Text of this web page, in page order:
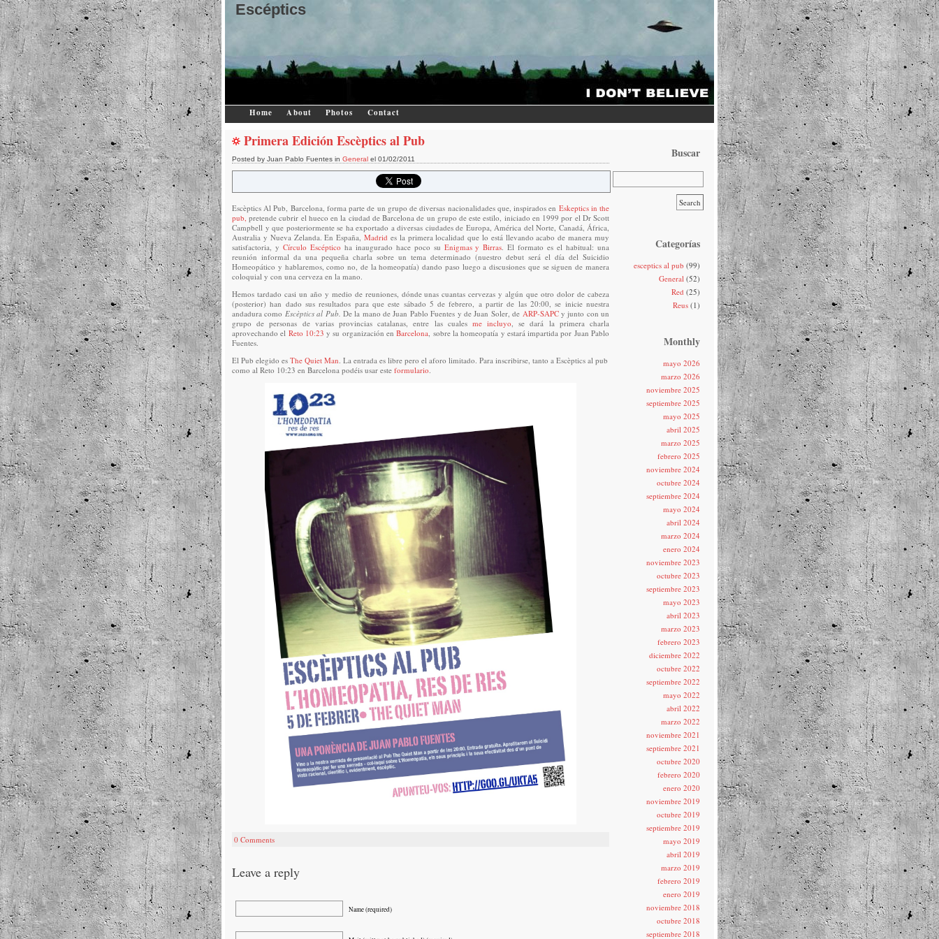
Escéptics
Home About Photos Contact
Primera Edición Escèptics al Pub
Posted by Juan Pablo Fuentes in General el 01/02/2011
Escèptics Al Pub, Barcelona, forma parte de un grupo de diversas nacionalidades que, inspirados en Eskeptics in the
pub, pretende cubrir el hueco en la ciudad de Barcelona de un grupo de este estilo, iniciado en 1999 por el Dr Scott
Campbell y que posteriormente se ha exportado a diversas ciudades de Europa, América del Norte, Canadá, África,
Australia y Nueva Zelanda. En España, Madrid es la primera localidad que lo está llevando acabo de manera muy
satisfactoria, y Círculo Escéptico ha inaugurado hace poco su Enigmas y Birras. El formato es el habitual: una
reunión informal da una pequeña charla sobre un tema determinado (nuestro debut será el día del Suicidio
Homeopático y hablaremos, como no, de la homeopatía) dando paso luego a discusiones que se siguen de manera
coloquial y con una cerveza en la mano.
Hemos tardado casi un año y medio de reuniones, dónde unas cuantas cervezas y algún que otro dolor de cabeza
(posterior) han dado sus resultados para que este sábado 5 de febrero, a partir de las 20:00, se inicie nuestra
andadura como Escèptics al Pub. De la mano de Juan Pablo Fuentes y de Juan Soler, de ARP-SAPCy junto con un
grupo de personas de varias provincias catalanas, entre las cuales me incluyo, se dará la primera charla
aprovechando el Reto 10:23 y su organización enBarcelona, sobre la homeopatía y estará impartida por Juan Pablo
Fuentes.
El Pub elegido es The Quiet Man. La entrada es libre pero el aforo limitado. Para inscribirse, tanto a Escèptics al pub
como al Reto 10:23 en Barcelona podéis usar este formulario.
0 Comments
Leave a reply
Name (required)
Buscar
Categorías
esceptics al pub (99)
General (52)
Red (25)
Reus (1)
Monthly
mayo 2026
marzo 2026
noviembre 2025
septiembre 2025
mayo 2025
abril 2025
marzo 2025
febrero 2025
noviembre 2024
octubre 2024
septiembre 2024
mayo 2024
abril 2024
marzo 2024
enero 2024
noviembre 2023
octubre 2023
septiembre 2023
mayo 2023
abril 2023
marzo 2023
febrero 2023
diciembre 2022
octubre 2022
septiembre 2022
mayo 2022
abril 2022
marzo 2022
noviembre 2021
septiembre 2021
octubre 2020
febrero 2020
enero 2020
noviembre 2019
octubre 2019
septiembre 2019
mayo 2019
abril 2019
marzo 2019
febrero 2019
enero 2019
noviembre 2018
octubre 2018
septiembre 2018